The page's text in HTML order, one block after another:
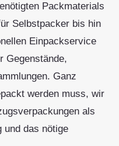
Packmaterials
Selbstpacker bis hin
Einpackservice
Gegenstände,
Ganz
werden muss, wir
als
und das nötige